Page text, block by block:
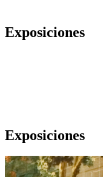
Exposiciones
Exposiciones